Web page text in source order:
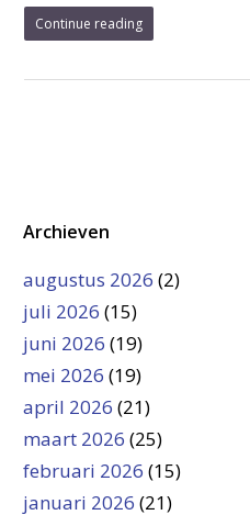
Continue reading
Archieven
augustus 2026 (2)
juli 2026 (15)
juni 2026 (19)
mei 2026 (19)
april 2026 (21)
maart 2026 (25)
februari 2026 (15)
januari 2026 (21)